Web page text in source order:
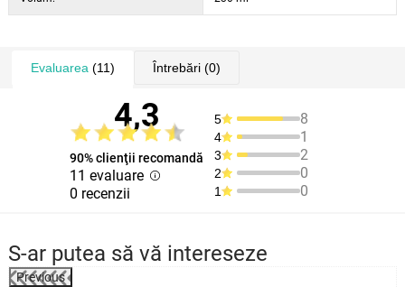
Evaluarea (11) Întrebări(0)
4,3
90% clienţii recomandă
11 evaluare
0 recenzii
5 8
4 1
3 2
2 0
1 0
S-ar putea să vă intereseze
Previous